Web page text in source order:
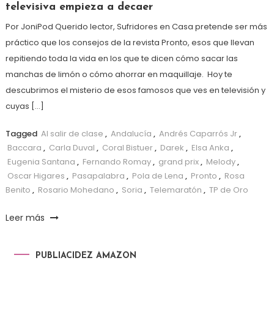
televisiva empieza a decaer
Por JoniPod Querido lector, Sufridores en Casa pretende ser más
práctico que los consejos de la revista Pronto, esos que llevan
repitiendo toda la vida en los que te dicen cómo sacar las
manchas de limón o cómo ahorrar en maquillaje. Hoy te
descubrimos el misterio de esos famosos que ves en televisión y
cuyas […]
Tagged Al salir de clase , Andalucía , Andrés Caparrós Jr,
Baccara , Carla Duval , Coral Bistuer, Darek , Elsa Anka ,
Eugenia Santana , Fernando Romay, grand prix, Melody,
Oscar Higares , Pasapalabra , Pola de Lena , Pronto , Rosa
Benito , Rosario Mohedano , Soria , Telemaratón , TP de Oro
Leer más
PUBLIACIDEZ AMAZON